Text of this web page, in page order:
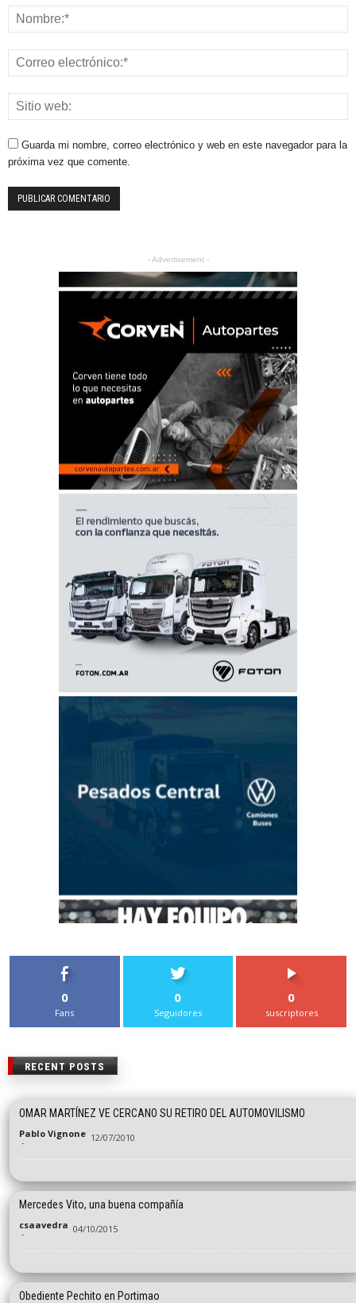
Guarda mi nombre, correo electrónico y web en este navegador para la
próxima vez que comente.
- Advertisement -
0
Fans
0
Seguidores
0
suscriptores
RECENT POSTS
OMAR MARTÍNEZ VE CERCANO SU RETIRO DEL AUTOMOVILISMO
Pablo Vignone
- 12/07/2010
Mercedes Vito, una buena compañía
csaavedra
- 04/10/2015
Obediente Pechito en Portimao